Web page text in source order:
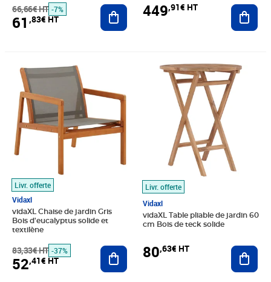
66,66€ HT -7%
61 ,83€ HT
Ajouter au panier
449,91€ HT
Livr. offerte
Vidaxl
vidaXL Chaise de jardin Gris
Bois d'eucalyptus solide et
textilène
83,33€ HT
Prix barré 83,33€ HT
-37%
52,41€ HT
Prix 52,41€ HT
Ajouter au panier
Livr. offerte
Vidaxl
vidaXL Table pliable de jardin 60
cm Bois de teck solide
80,63€ HT
Prix 80,63€ HT